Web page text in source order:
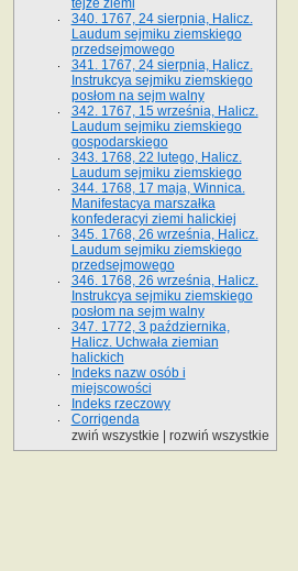
tejże ziemi
340. 1767, 24 sierpnia, Halicz.
Laudum sejmiku ziemskiego
przedsejmowego
341. 1767, 24 sierpnia, Halicz.
Instrukcya sejmiku ziemskiego
posłom na sejm walny
342. 1767, 15 września, Halicz.
Laudum sejmiku ziemskiego
gospodarskiego
343. 1768, 22 lutego, Halicz.
Laudum sejmiku ziemskiego
344. 1768, 17 maja, Winnica.
Manifestacya marszałka
konfederacyi ziemi halickiej
345. 1768, 26 września, Halicz.
Laudum sejmiku ziemskiego
przedsejmowego
346. 1768, 26 września, Halicz.
Instrukcya sejmiku ziemskiego
posłom na sejm walny
347. 1772, 3 października,
Halicz. Uchwała ziemian
halickich
Indeks nazw osób i
miejscowości
Indeks rzeczowy
Corrigenda
zwiń wszystkie
rozwiń wszystkie